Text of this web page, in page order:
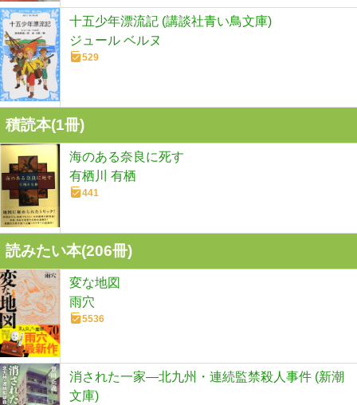
十五少年漂流記 (講談社青い鳥文庫)
ジュール ベルヌ
529
積読本(1冊)
海のある奈良に死す
有栖川 有栖
441
読みたい本(206冊)
変な地図
雨穴
5536
消された一家―北九州・連続監禁殺人事件 (新潮
文庫)